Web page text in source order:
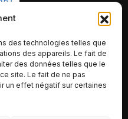
des technologies telles que
des appareils. Le fait de
des données telles que le
site. Le fait de ne pas
un effet négatif sur certaines